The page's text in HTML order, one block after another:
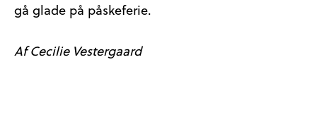
gå glade på påskeferie.
Af Cecilie Vestergaard